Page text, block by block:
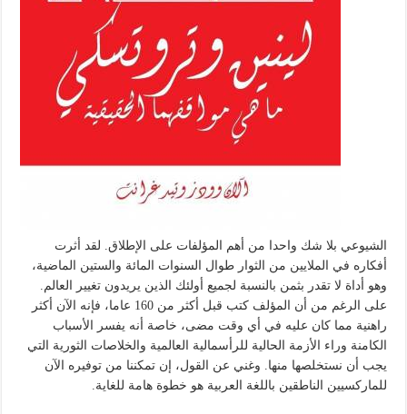
الشيوعي بلا شك واحدا من أهم المؤلفات على الإطلاق. لقد أثرت
أفكاره في الملايين من الثوار طوال السنوات المائة والستين الماضية،
وهو أداة لا تقدر بثمن بالنسبة لجميع أولئك الذين يريدون تغيير العالم.
على الرغم من أن المؤلف كتب قبل أكثر من 160 عاما، فإنه الآن أكثر
راهنية مما كان عليه في أي وقت مضى، خاصة أنه يفسر الأسباب
الكامنة وراء الأزمة الحالية للرأسمالية العالمية والخلاصات الثورية التي
يجب أن نستخلصها منها. وغني عن القول، إن تمكننا من توفيره الآن
للماركسيين الناطقين باللغة العربية هو خطوة هامة للغاية.